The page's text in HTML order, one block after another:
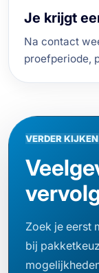
Je krijgt
Na contact
proefperiode,
VERDER KIJKEN
Zoek je eerst
bij